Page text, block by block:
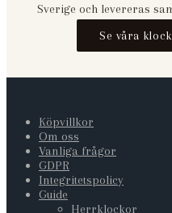
Sverige och levereras
Se våra
Köpvillkor
Om oss
Vanliga frågor
GDPR
Integritetspolicy
Guide
Herrklockor